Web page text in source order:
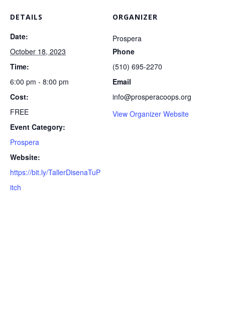
DETAILS
Date:
October 18, 2023
Time:
6:00 pm - 8:00 pm
Cost:
FREE
Event Category:
Prospera
Website:
https://bit.ly/TallerDisenaTuP
itch
ORGANIZER
Prospera
Phone
(510) 695-2270
Email
info@prosperacoops.org
View Organizer Website